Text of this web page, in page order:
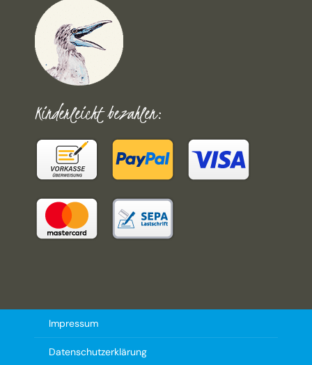
Kinderleicht bezahlen:
Impressum
Datenschutzerklärung